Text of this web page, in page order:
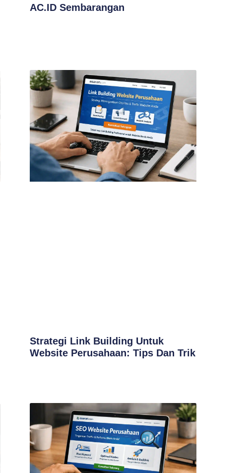
AC.ID Sembarangan
Strategi Link Building Untuk
Website Perusahaan: Tips Dan Trik